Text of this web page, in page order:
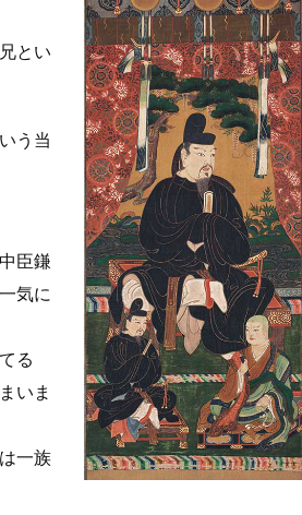
とい
う当
臣鎌
気に
る
いま
一族